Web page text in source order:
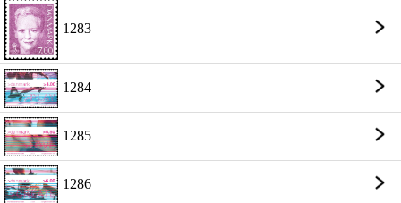
1283
1284
1285
1286